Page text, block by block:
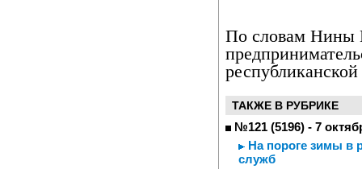
По словам Нины
ТАКЖЕ В РУБРИКЕ
№121 (5196) - 7
На пороге зимы в
служб